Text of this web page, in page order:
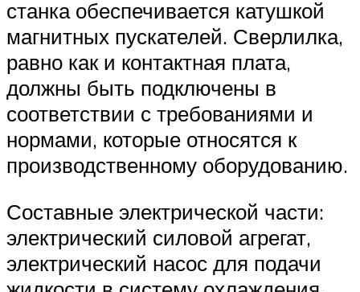
станка обеспечивается катушкой
магнитных пускателей. Сверлилка,
равно как и контактная плата,
должны быть подключены в
соответствии с требованиями и
нормами, которые относятся к
производственному оборудованию.
Составные электрической части:
электрический силовой агрегат,
электрический насос для подачи